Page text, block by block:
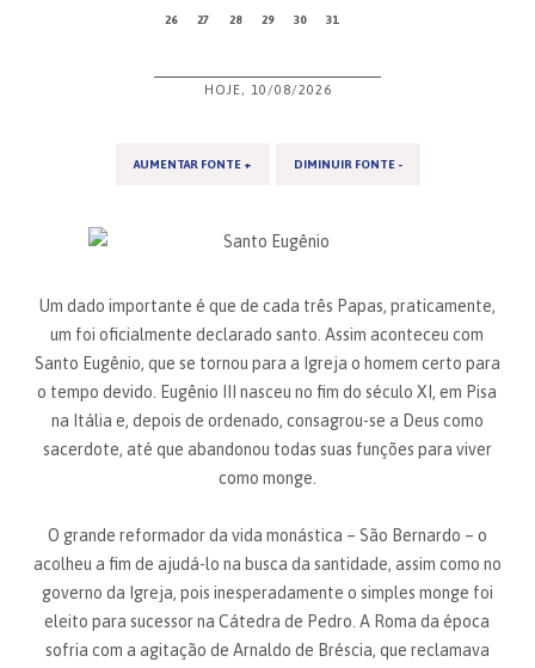
26 27 28 29 30 31
HOJE, 10/08/2026
AUMENTAR FONTE + DIMINUIR FONTE -
Um dado importante é que de cada três Papas, praticamente,
um foi oficialmente declarado santo. Assim aconteceu com
Santo Eugênio, que se tornou para a Igreja o homem certo para
o tempo devido. Eugênio III nasceu no fim do século XI, em Pisa
na Itália e, depois de ordenado, consagrou-se a Deus como
sacerdote, até que abandonou todas suas funções para viver
como monge.
O grande reformador da vida monástica – São Bernardo – o
acolheu a fim de ajudá-lo na busca da santidade, assim como no
governo da Igreja, pois inesperadamente o simples monge foi
eleito para sucessor na Cátedra de Pedro. A Roma da época
sofria com a agitação de Arnaldo de Bréscia, que reclamava